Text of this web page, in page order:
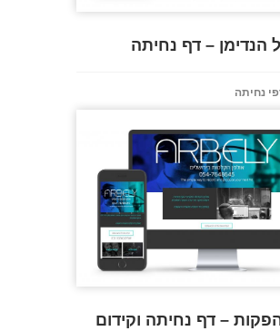
הנדימן – דף נחיתה
נחיתה
– דף נחיתה וקידום